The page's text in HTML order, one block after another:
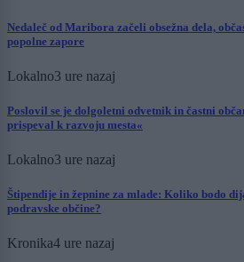
Nedaleč od Maribora začeli obsežna dela,
popolne zapore
Lokalno3 ure nazaj
Poslovil se je dolgoletni odvetnik in častni
prispeval k razvoju mesta«
Lokalno3 ure nazaj
Štipendije in žepnine za mlade: Koliko bodo
podravske občine?
Kronika4 ure nazaj